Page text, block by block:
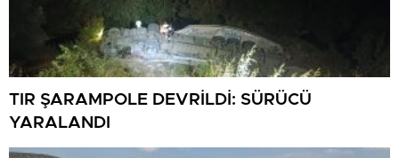
TIR ŞARAMPOLE DEVRİLDİ: SÜRÜCÜ
YARALANDI